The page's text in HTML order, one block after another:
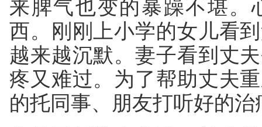
来脾气也变的暴躁不堪。
西。刚刚上小学的女儿看
越来越沉默。妻子看到丈
疼又难过。为了帮助丈夫
的托同事、朋友打听好的治